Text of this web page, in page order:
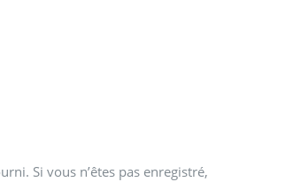
Si vous n’êtes pas enregistré,